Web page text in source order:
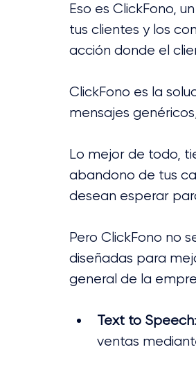
Eso es ClickFono,
tus clientes y los
acción donde el
ClickFono es la
mensajes
Lo mejor de todo,
abandono de tus
desean esperar
Pero ClickFono no
diseñadas para
general de la
Text to Speech
ventas